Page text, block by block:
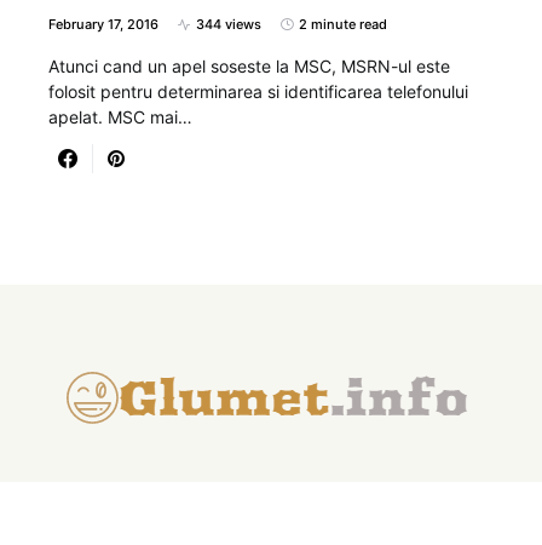
February 17, 2016 344 views 2 minute read
Atunci cand un apel soseste la MSC, MSRN-ul este
folosit pentru determinarea si identificarea telefonului
apelat. MSC mai…